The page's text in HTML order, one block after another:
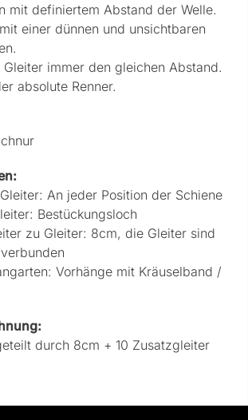
mit definiertem Abstand der Welle.
einer dünnen und unsichtbaren
immer den gleichen Abstand.
absolute Renner.
An jeder Position der Schiene
Bestückungsloch
zu Gleiter: 8cm, die Gleiter sind
Vorhänge mit Kräuselband /
durch 8cm + 10 Zusatzgleiter